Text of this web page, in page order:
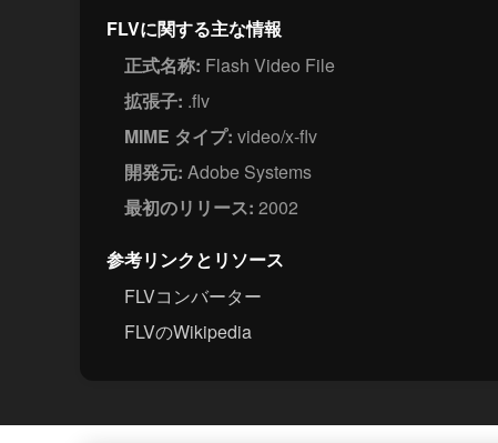
FLVに関する主な情報
正式名称: Flash Video File
拡張子: .flv
MIME タイプ: video/x-flv
開発元: Adobe Systems
最初のリリース: 2002
参考リンクとリソース
FLVコンバーター
FLVのWikipedia